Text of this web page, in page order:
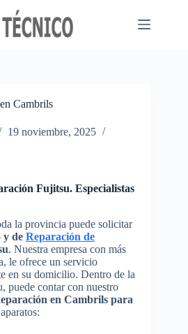
Cambrils
19 noviembre, 2025
Fujitsu. Especialistas
la provincia puede solicitar
y de Reparación de
. Nuestra empresa con más
le ofrece un servicio
en su domicilio. Dentro de la
puede contar con nuestro
en Cambrils para